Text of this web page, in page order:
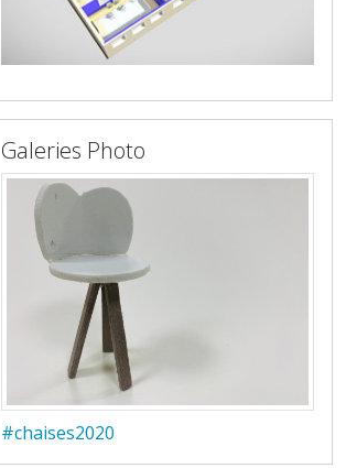
Galeries Photo
#chaises2020